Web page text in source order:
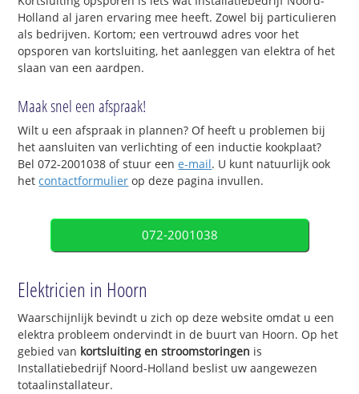
Holland al jaren ervaring mee heeft. Zowel bij particulieren
als bedrijven. Kortom; een vertrouwd adres voor het
opsporen van kortsluiting, het aanleggen van elektra of het
slaan van een aardpen.
Maak snel een afspraak!
Wilt u een afspraak in plannen? Of heeft u problemen bij
het aansluiten van verlichting of een inductie kookplaat?
Bel 072-2001038 of stuur eene-mail. U kunt natuurlijk ook
hetcontactformulier op deze pagina invullen.
072-2001038
Elektricien in Hoorn
Waarschijnlijk bevindt u zich op deze website omdat u een
elektra probleem ondervindt in de buurt van Hoorn. Op het
gebied van kortsluiting en stroomstoringen is
Installatiebedrijf Noord-Holland beslist uw aangewezen
totaalinstallateur.